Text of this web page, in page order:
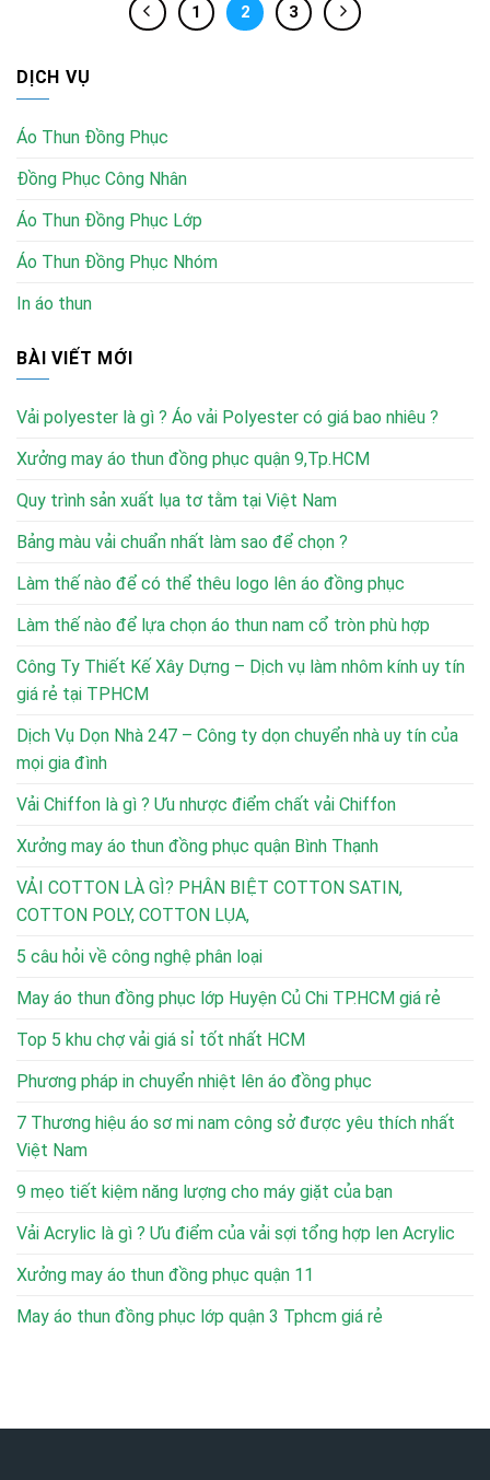
1 2 3
DỊCH VỤ
Áo Thun Đồng Phục
Đồng Phục Công Nhân
Áo Thun Đồng Phục Lớp
Áo Thun Đồng Phục Nhóm
In áo thun
BÀI VIẾT MỚI
Vải polyester là gì ? Áo vải Polyester có giá bao nhiêu ?
Xưởng may áo thun đồng phục quận 9,Tp.HCM
Quy trình sản xuất lụa tơ tằm tại Việt Nam
Bảng màu vải chuẩn nhất làm sao để chọn ?
Làm thế nào để có thể thêu logo lên áo đồng phục
Làm thế nào để lựa chọn áo thun nam cổ tròn phù hợp
Công Ty Thiết Kế Xây Dựng – Dịch vụ làm nhôm kính uy tín
giá rẻ tại TPHCM
Dịch Vụ Dọn Nhà 247 – Công ty dọn chuyển nhà uy tín của
mọi gia đình
Vải Chiffon là gì ? Ưu nhược điểm chất vải Chiffon
Xưởng may áo thun đồng phục quận Bình Thạnh
VẢI COTTON LÀ GÌ? PHÂN BIỆT COTTON SATIN,
COTTON POLY, COTTON LỤA,
5 câu hỏi về công nghệ phân loại
May áo thun đồng phục lớp Huyện Củ Chi TP.HCM giá rẻ
Top 5 khu chợ vải giá sỉ tốt nhất HCM
Phương pháp in chuyển nhiệt lên áo đồng phục
7 Thương hiệu áo sơ mi nam công sở được yêu thích nhất
Việt Nam
9 mẹo tiết kiệm năng lượng cho máy giặt của bạn
Vải Acrylic là gì ? Ưu điểm của vải sợi tổng hợp len Acrylic
Xưởng may áo thun đồng phục quận 11
May áo thun đồng phục lớp quận 3 Tphcm giá rẻ